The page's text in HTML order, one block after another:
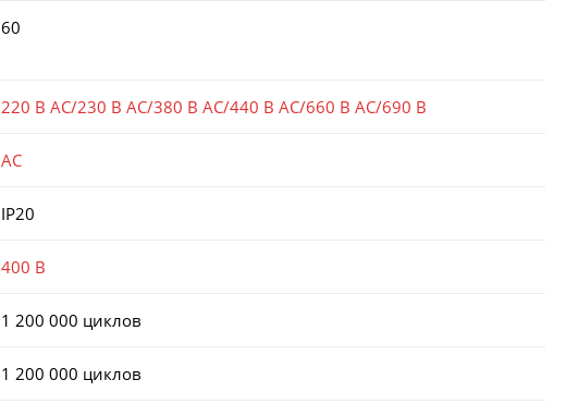
60
220 В AC/230 В AC/380 В AC/440 В AC/660 В AC/690 В
AC
IP20
400 В
1 200 000 циклов
1 200 000 циклов